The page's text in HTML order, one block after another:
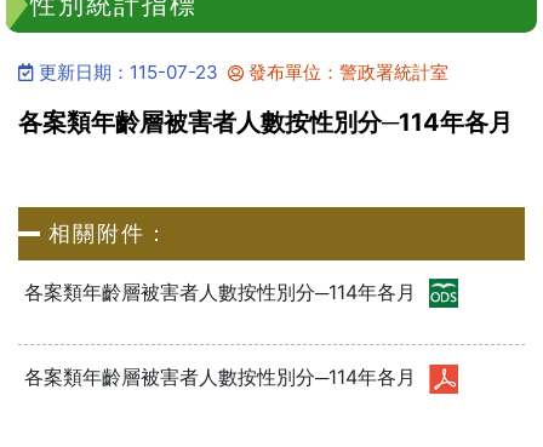
更新日期：115-07-23 發布單位：警政署統計室
各案類年齡層被害者人數按性別分─114年各月
相關附件：
各案類年齡層被害者人數按性別分─114年各月
各案類年齡層被害者人數按性別分─114年各月